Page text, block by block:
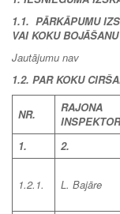
1.1. PĀRKĀPUMU
VAI KOKU BOJĀŠANU
Jautājumu nav
1.2. PAR KOKU
NR.
RAJONA
1. 2.
1.2.1. L. Bajāre